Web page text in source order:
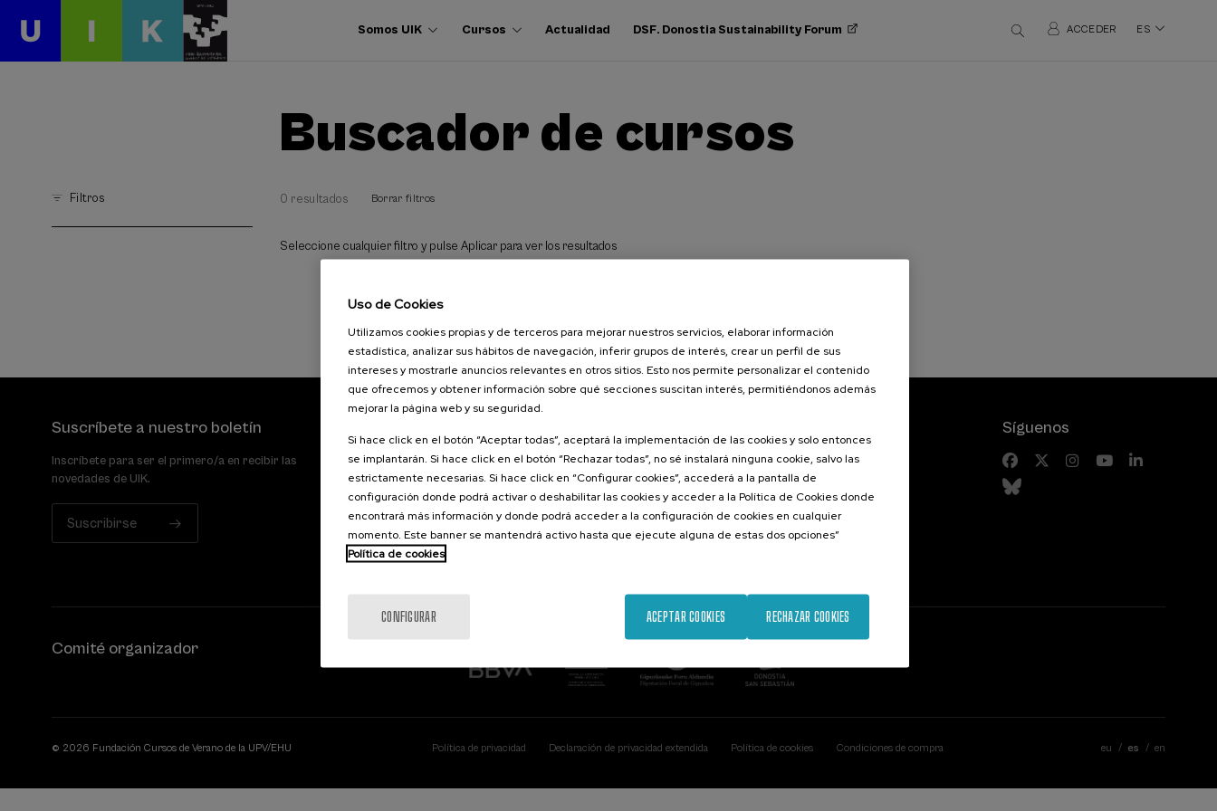
Somos UIK Cursos Actualidad DSF. Donostia Sustainability Forum ACCEDER ES
Buscador de cursos
Filtros 0 resultados Borrar filtros
Seleccione cualquier filtro y pulse Aplicar para ver los resultados
Suscríbete a nuestro boletín
Inscríbete para ser el primero/a en recibir las
novedades de UIK.
Suscribirse
Palacio Miramar
Paseo de Miraconcha, 48
20007 Donostia / San Sebastián
Gipuzkoa, Spain
Contacta con nosotros
Actividades anteriores
Síguenos
Comité organizador
© 2026 Fundación Cursos de Verano de la UPV/EHU Política de privacidad Declaración de privacidad extendida Política de cookies Condiciones de compra eu es en
Uso de Cookies
Utilizamos cookies propias y de terceros para mejorar nuestros servicios, elaborar información
estadística, analizar sus hábitos de navegación, inferir grupos de interés, crear un perfil de sus
intereses y mostrarle anuncios relevantes en otros sitios. Esto nos permite personalizar el contenido
que ofrecemos y obtener información sobre qué secciones suscitan interés, permitiéndonos además
mejorar la página web y su seguridad.
Si hace click en el botón “Aceptar todas”, aceptará la implementación de las cookies y solo entonces
se implantarán. Si hace click en el botón “Rechazar todas”, no sé instalará ninguna cookie, salvo las
estrictamente necesarias. Si hace click en “Configurar cookies”, accederá a la pantalla de
configuración donde podrá activar o deshabilitar las cookies y acceder a la Política de Cookies donde
encontrará más información y donde podrá acceder a la configuración de cookies en cualquier
momento. Este banner se mantendrá activo hasta que ejecute alguna de estas dos opciones”
Política de cookies
CONFIGURAR RECHAZAR COOKIES
ACEPTAR COOKIES